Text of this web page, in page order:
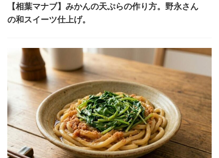
【相葉マナブ】みかんの天ぷらの作り方。野永さん
の和スイーツ仕上げ。